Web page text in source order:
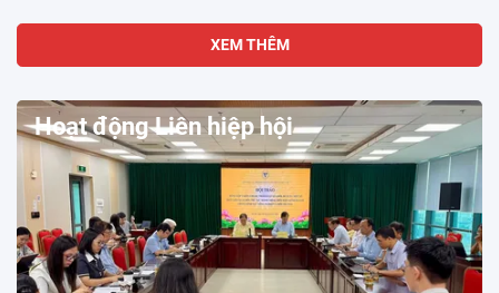
XEM THÊM
Hoạt động Liên hiệp hội